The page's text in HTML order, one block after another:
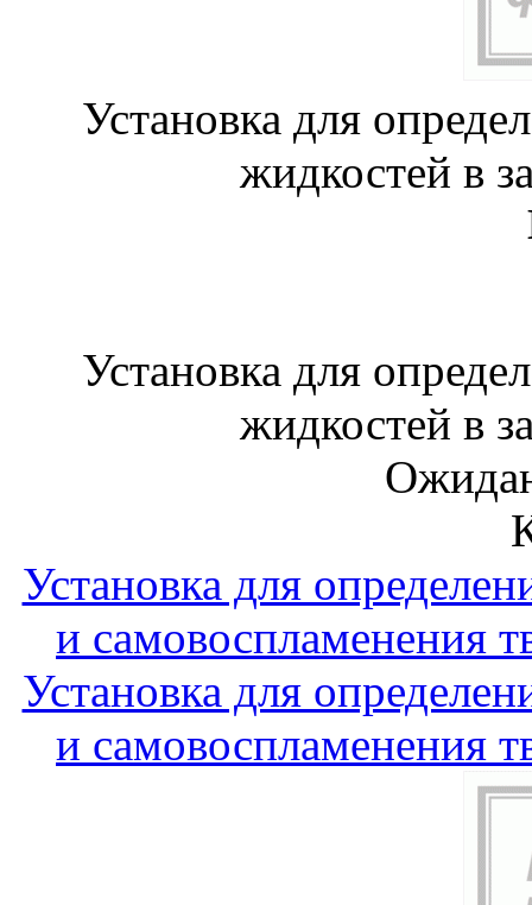
Установка для
жидкостей в
Установка для
жидкостей в
Установка для
и самовоспламенения
Установка для
и самовоспламенения